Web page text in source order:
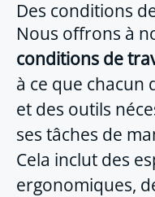
Des conditions
Nous offrons à
conditions de
à ce que chacun
et des outils
ses tâches de
Cela inclut des
ergonomiques,